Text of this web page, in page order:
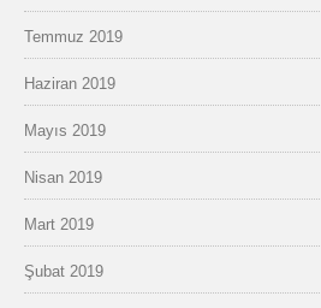
Temmuz 2019
Haziran 2019
Mayıs 2019
Nisan 2019
Mart 2019
Şubat 2019